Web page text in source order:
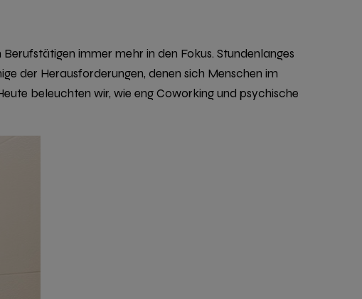
immer mehr in den Fokus. Stundenlanges
der Herausforderungen, denen sich Menschen im
beleuchten wir, wie engCoworking und psychische